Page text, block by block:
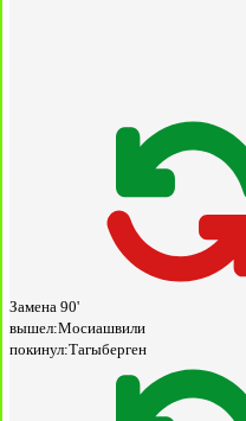
Замена 90'
вышел:Мосиашвили
покинул:Тагыберген